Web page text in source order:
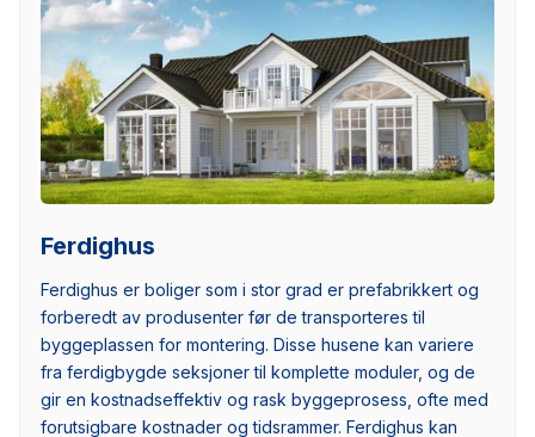
Ferdighus
Ferdighus er boliger som i stor grad er prefabrikkert og
forberedt av produsenter før de transporteres til
byggeplassen for montering. Disse husene kan variere
fra ferdigbygde seksjoner til komplette moduler, og de
gir en kostnadseffektiv og rask byggeprosess, ofte med
forutsigbare kostnader og tidsrammer. Ferdighus kan